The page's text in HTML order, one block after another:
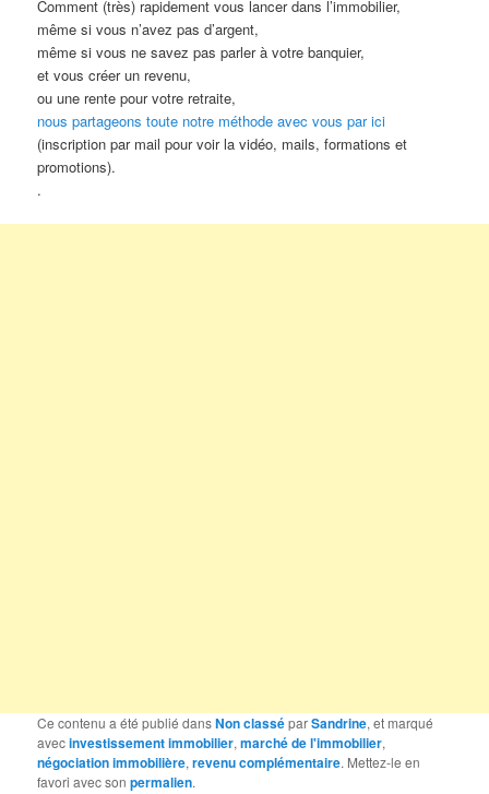
Comment (très) rapidement vous lancer dans l’immobilier,
même si vous n’avez pas d’argent,
même si vous ne savez pas parler à votre banquier,
et vous créer un revenu,
ou une rente pour votre retraite,
nous partageons toute notre méthode avec vous par ici
(inscription par mail pour voir la vidéo, mails, formations et
promotions).
.
Ce contenu a été publié dansNon classéparSandrine, et marqué
avecinvestissement immobilier,marché de l'immobilier,
négociation immobilière,revenu complémentaire. Mettez-le en
favori avec sonpermalien.